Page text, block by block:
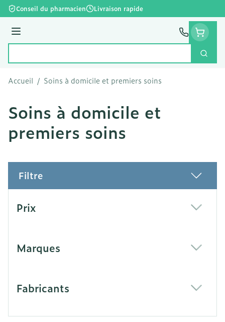
Aller au contenu
Conseil du pharmacien Livraison rapide
Menu
Accueil / Soins à domicile et premiers soins
Soins à domicile et
premiers soins
Filtre
Prix
Marques
Fabricants